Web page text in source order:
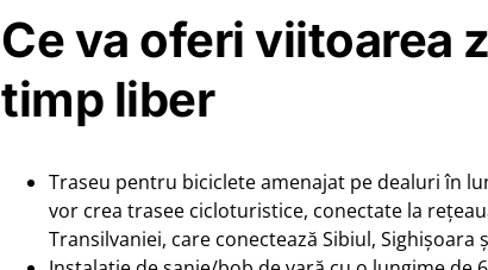
Ce va oferi viitoarea
timp liber
Traseu pentru biciclete amenajat pe dealuri în
vor crea trasee cicloturistice, conectate la
Transilvaniei, care conectează Sibiul, Sighișoara